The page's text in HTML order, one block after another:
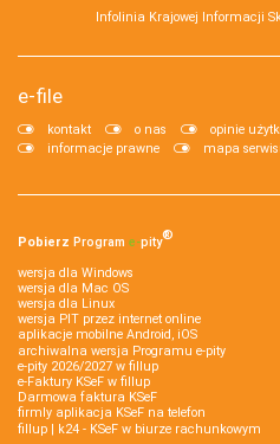
Infolinia Krajowej Informacji
e-file
kontakt o nas opinie
informacje prawne
mapa
Pobierz Program e‑pity®
wersja dla Windows
wersja dla Mac OS
wersja dla Linux
wersja PIT przez internet online
aplikacje mobilne Android, iOS
archiwalna wersja Programu e-pity
e-pity 2026/2027 w fillup
e‑Faktury KSeF w fillup
Darmowa faktura KSeF
firmly aplikacja KSeF na telefon
fillup | k24 - KSeF w biurze rachunkowym